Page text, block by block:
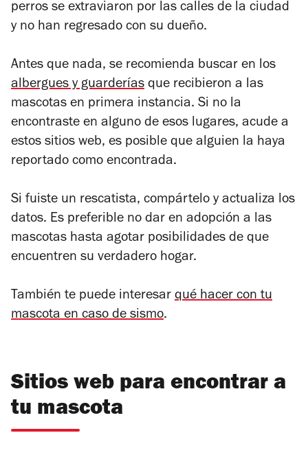
perros se extraviaron por las calles de la ciudad
y no han regresado con su dueño.
Antes que nada, se recomienda buscar en los
albergues y guarderías que recibieron a las
mascotas en primera instancia. Si no la
encontraste en alguno de esos lugares, acude a
estos sitios web, es posible que alguien la haya
reportado como encontrada.
Si fuiste un rescatista, compártelo y actualiza los
datos. Es preferible no dar en adopción a las
mascotas hasta agotar posibilidades de que
encuentren su verdadero hogar.
También te puede interesar qué hacer con tu
mascota en caso de sismo.
Sitios web para encontrar a
tu mascota